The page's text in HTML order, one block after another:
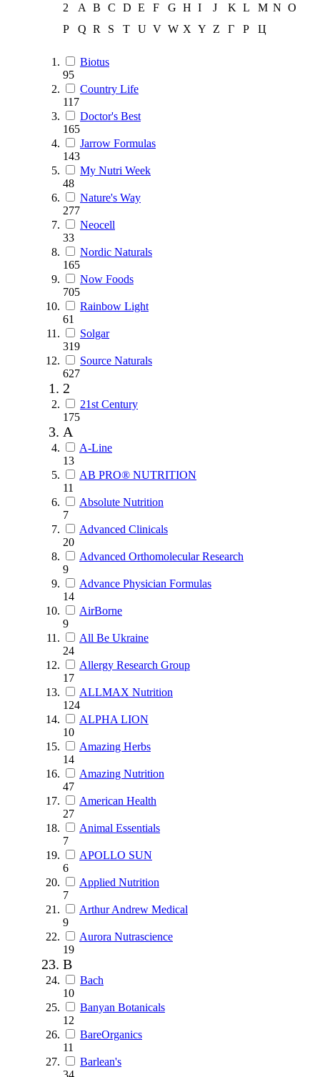
2
A B C D E F G H I J K L M N O
P
Q R S T U V W X Y Z Г Р Ц
Biotus
95
Country Life
117
Doctor's Best
165
Jarrow Formulas
143
My Nutri Week
48
Nature's Way
277
Neocell
33
Nordic Naturals
165
Now Foods
705
Rainbow Light
61
Solgar
319
Source Naturals
627
2
21st Century
175
A
A-Line
13
AB PRO® NUTRITION
11
Absolute Nutrition
7
Advanced Clinicals
20
Advanced Orthomolecular Research
9
Advance Physician Formulas
14
AirBorne
9
All Be Ukraine
24
Allergy Research Group
17
ALLMAX Nutrition
124
ALPHA LION
10
Amazing Herbs
14
Amazing Nutrition
47
American Health
27
Animal Essentials
7
APOLLO SUN
6
Applied Nutrition
7
Arthur Andrew Medical
9
Aurora Nutrascience
19
B
Bach
10
Banyan Botanicals
12
BareOrganics
11
Barlean's
34